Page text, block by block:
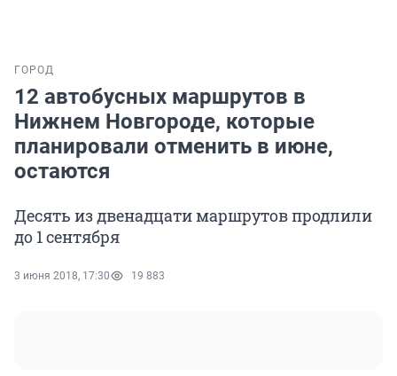
ГОРОД
12 автобусных маршрутов в
Нижнем Новгороде, которые
планировали отменить в июне,
остаются
Десять из двенадцати маршрутов продлили
до 1 сентября
3 июня 2018, 17:30 19 883